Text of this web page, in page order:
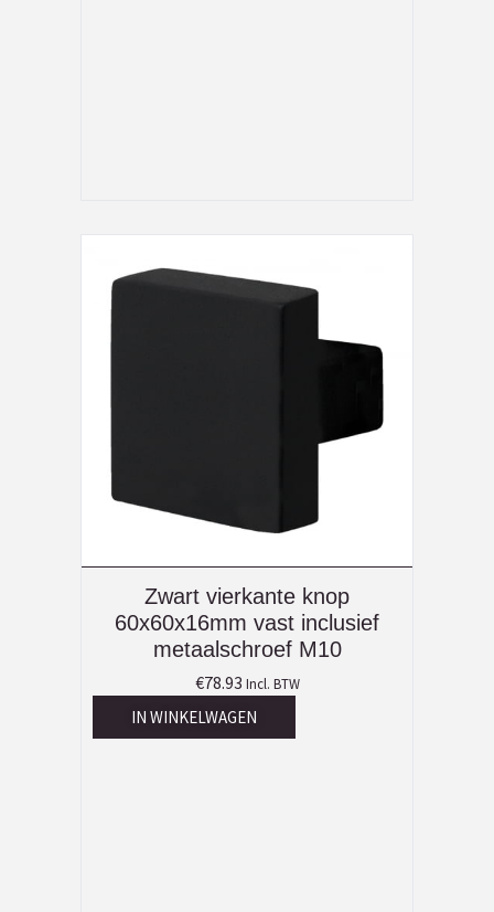
Zwart vierkante knop
60x60x16mm vast inclusief
metaalschroef M10
€78.93 Incl. BTW
IN WINKELWAGEN